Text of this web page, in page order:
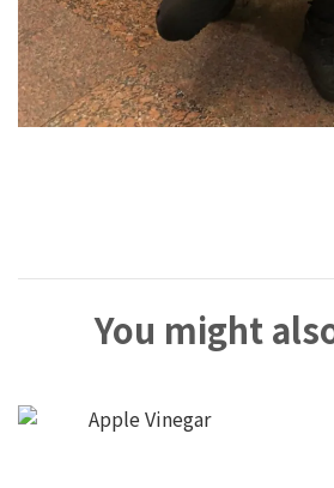
You might